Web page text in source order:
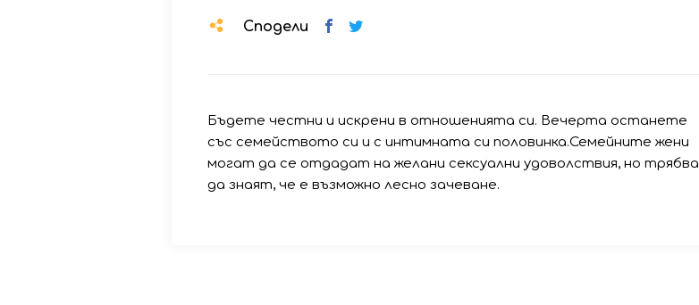
Сподели
Бъдете честни и искрени в отношенията си. Вечерта останете
със семейството си и с интимната си половинка.Семейните жени
могат да се отдадат на желани сексуални удоволствия, но трябва
да знаят, че е възможно лесно зачеване.